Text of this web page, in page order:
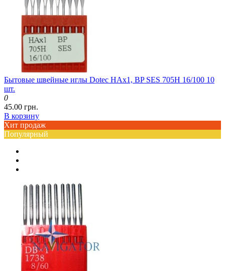
Бытовые швейные иглы Dotec HAx1, BP SES 705H 16/100 10
шт.
0
45.00 грн.
В корзину
Хит продаж
Популярный